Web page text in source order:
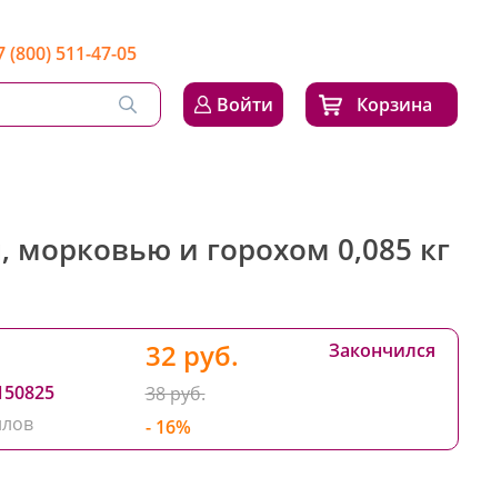
(800) 511-47-05
Войти Корзина
и горохом 0,085 кг
32 руб.
38 руб.
- 16%
Закончился